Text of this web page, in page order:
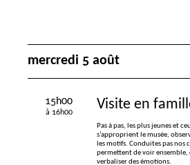
mercredi 5 août
15h00
à 16h00
Visite en
Pas à pas, les plus jeunes et
s’approprient le musée,
les motifs. Conduites pas nos
permettent de voir ensemble,
verbaliser des émotions.